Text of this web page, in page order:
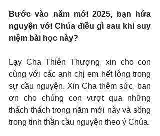
Bước vào năm mới 2025, bạn hứa
nguyện với Chúa điều gì sau khi suy
niệm bài học này?
Lạy Cha Thiên Thượng, xin cho con
cùng với các anh chị em hết lòng trong
sự cầu nguyện. Xin Cha thêm sức, ban
ơn cho chúng con vượt qua những
thách thách trong năm mới này và sống
trong tinh thần cầu nguyện theo ý Chúa.